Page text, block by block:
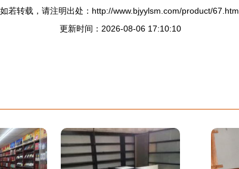
如若转载，请注明出处：http://www.bjyylsm.com/product/
更新时间：2026-08-06 17:10:10